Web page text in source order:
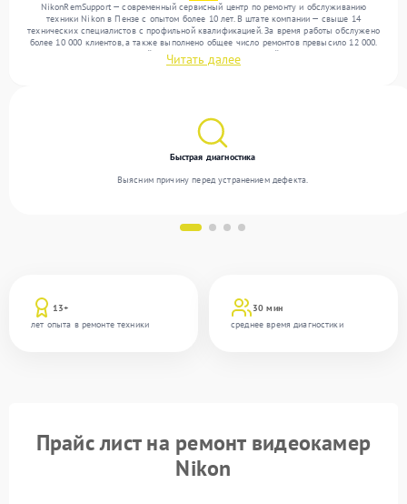
NikonRemSupport — современный сервисный центр по ремонту и обслуживанию
техники Nikon в Пензе с опытом более 10 лет. В штате компании — свыше 14
технических специалистов с профильной квалификацией. За время работы обслужено
более 10 000 клиентов, а также выполнено общее число ремонтов превысило 12 000.
Ежемесячно в сервисный центр поступает от 300 устройств, включая , , . Мы
выполняем ремонт различного уровня сложности и обеспечиваем надежный
Читать далее
13+
лет опыта в ремонте техники
30 мин
среднее время диагностики
Быстрая диагностика
Выясним причину перед устранением дефекта.
Прайс лист на ремонт видеокамер
Nikon